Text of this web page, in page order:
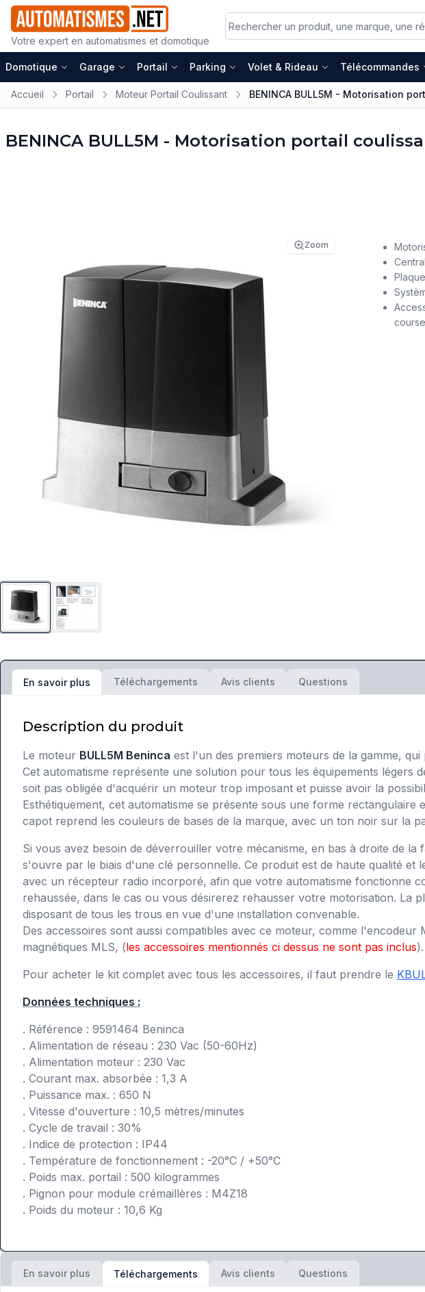
Votre expert en automatismes et domotique
Domotique Garage Portail Parking Volet & Rideau Télécommandes
Accueil Portail Moteur Portail Coulissant BENINCA BULL5M - Motorisation
BENINCA BULL5M - Motorisation portail
Zoom
En savoir plus Téléchargements Avis clients Questions
Description du produit
Le moteur BULL5M Beninca est l'un des premiers moteurs de la gamme,
Cet automatisme représente une solution pour tous les équipements
soit pas obligée d'acquérir un moteur trop imposant et puisse avoir la
Esthétiquement, cet automatisme se présente sous une forme
capot reprend les couleurs de bases de la marque, avec un ton noir sur la
Si vous avez besoin de déverrouiller votre mécanisme, en bas à droite de
s'ouvre par le biais d'une clé personnelle. Ce produit est de haute qualité
avec un récepteur radio incorporé, afin que votre automatisme fonctionne
rehaussée, dans le cas ou vous désirerez rehausser votre motorisation. La
disposant de tous les trous en vue d'une installation convenable.
Des accessoires sont aussi compatibles avec ce moteur, comme
magnétiques MLS, (les accessoires mentionnés ci dessus ne sont pas inclus).
Pour acheter le kit complet avec tous les accessoires, il faut prendre le
Données techniques :
. Référence : 9591464 Beninca
. Alimentation de réseau : 230 Vac (50-60Hz)
. Alimentation moteur : 230 Vac
. Courant max. absorbée : 1,3 A
. Puissance max. : 650 N
. Vitesse d'ouverture : 10,5 mètres/minutes
. Cycle de travail : 30%
. Indice de protection : IP44
. Température de fonctionnement : -20°C / +50°C
. Poids max. portail : 500 kilogrammes
. Pignon pour module crémaillères : M4Z18
. Poids du moteur : 10,6 Kg
En savoir plus Téléchargements Avis clients Questions